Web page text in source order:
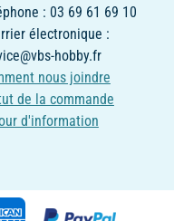
: 03 69 61 69 10
électronique :
hobby.fr
nous joindre
de la commande
d'information